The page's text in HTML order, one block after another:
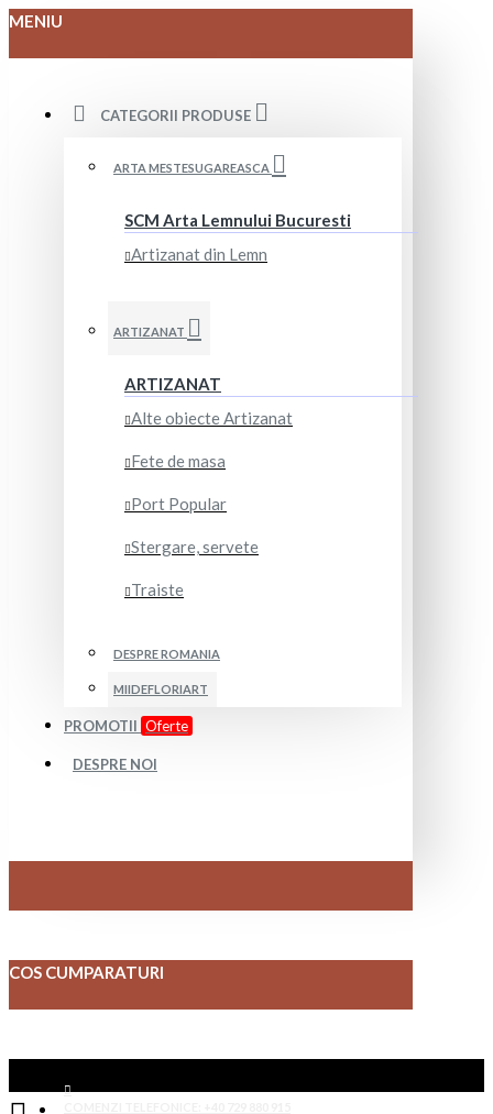
MENIU
CATEGORII PRODUSE
ARTA MESTESUGAREASCA
SCM Arta Lemnului Bucuresti
Artizanat din Lemn
ARTIZANAT
ARTIZANAT
Alte obiecte Artizanat
Fete de masa
Port Popular
Stergare, servete
Traiste
DESPRE ROMANIA
MIIDEFLORIART
PROMOTII Oferte
DESPRE NOI
COS CUMPARATURI